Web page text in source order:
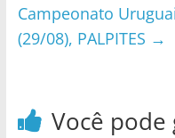
Campeonato
(29/08), PALPITES →
Você